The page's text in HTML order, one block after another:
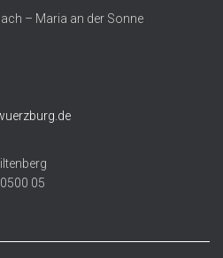
– Maria an der Sonne
05